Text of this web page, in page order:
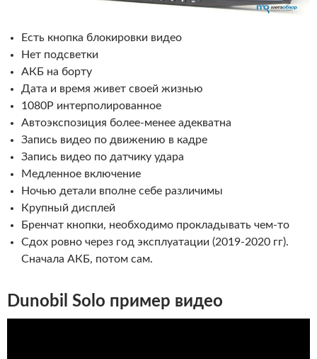
Есть кнопка блокировки видео
Нет подсветки
АКБ на борту
Дата и время живет своей жизнью
1080P интерполированное
Автоэкспозиция более-менее адекватна
Запись видео по движению в кадре
Запись видео по датчику удара
Медленное включение
Ночью детали вполне себе различимы
Крупный дисплей
Бренчат кнопки, необходимо прокладывать чем-то
Сдох ровно через год эксплуатации (2019-2020 гг).
Сначала АКБ, потом сам.
Dunobil Solo пример видео